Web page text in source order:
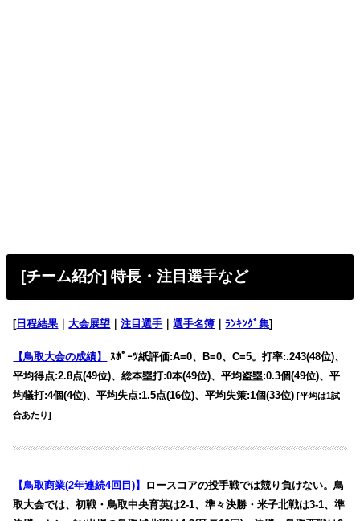
[チーム紹介] 特長・注目選手など
[日程結果 ｜大会展望 ｜注目選手 ｜選手名簿 ｜ﾗﾝｷﾝｸﾞ集]
【鳥取大会の成績】
ｽﾎﾟｰﾂ紙評価:A=0、B=0、C=5。打率:.243(48位)、
平均得点:2.8点(49位)、総本塁打:0本(49位)、平均盗塁:0.3個(49位)、平
均犠打:4個(4位)、平均失点:1.5点(16位)、平均失策:1個(33位) [平均は1試
合あたり]
【鳥取商業(2年連続4回目)】
ロースコアの投手戦では競り負けない。鳥
取大会では、初戦・鳥取中央育英は2-1、準々決勝・米子北戦は3-1、準